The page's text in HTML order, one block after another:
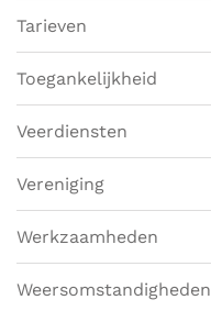
Tarieven
Toegankelijkheid
Veerdiensten
Vereniging
Werkzaamheden
Weersomstandigheden